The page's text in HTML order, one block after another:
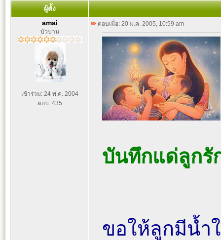
ผู้ตั้ง
amai
บัวบาน
เข้าร่วม: 24 พ.ค. 2004
ตอบ: 435
ตอบเมื่อ: 20 ม.ค. 2005, 10:59 am
บันทึกแด่ลูกรั
ขอให้ลูกมีน้ำ